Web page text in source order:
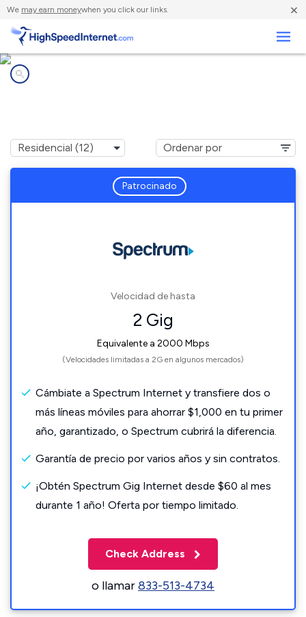
We may earn moneywhen you click our links. ×
Patrocinado
Velocidad de hasta
2 Gig
Equivalente a 2000 Mbps
(Velocidades limitadas a 2G en algunos mercados)
Cámbiate a Spectrum Internet y transfiere dos o
más líneas móviles para ahorrar $1,000 en tu primer
año, garantizado, o Spectrum cubrirá la diferencia.
Garantía de precio por varios años y sin contratos.
¡Obtén Spectrum Gig Internet desde $60 al mes
durante 1 año! Oferta por tiempo limitado.
Check Address
o llamar833-513-4734